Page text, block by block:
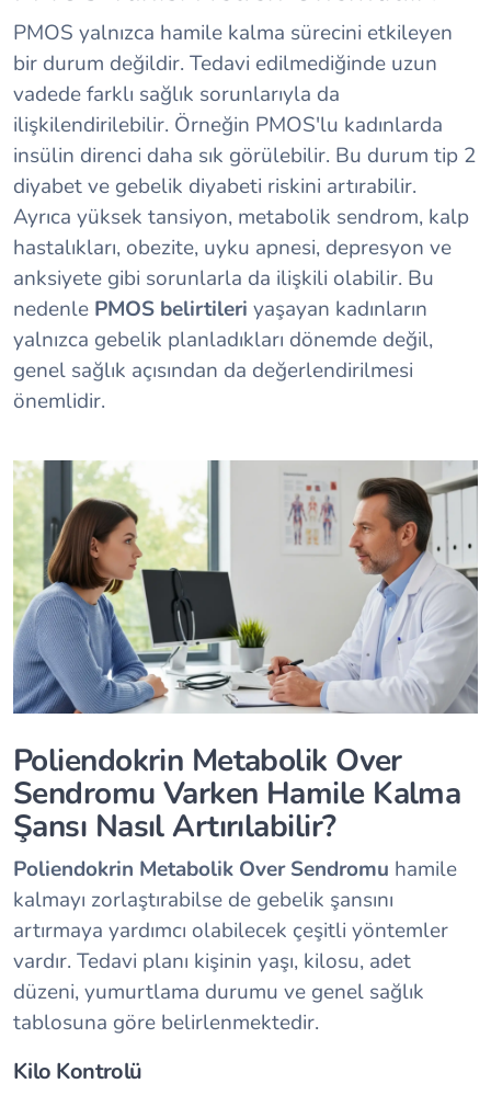
PMOS yalnızca hamile kalma sürecini etkileyen
bir durum değildir. Tedavi edilmediğinde uzun
vadede farklı sağlık sorunlarıyla da
ilişkilendirilebilir. Örneğin PMOS'lu kadınlarda
insülin direnci daha sık görülebilir. Bu durum tip 2
diyabet ve gebelik diyabeti riskini artırabilir.
Ayrıca yüksek tansiyon, metabolik sendrom, kalp
hastalıkları, obezite, uyku apnesi, depresyon ve
anksiyete gibi sorunlarla da ilişkili olabilir. Bu
nedenle PMOS belirtileri yaşayan kadınların
yalnızca gebelik planladıkları dönemde değil,
genel sağlık açısından da değerlendirilmesi
önemlidir.
Poliendokrin Metabolik Over
Sendromu Varken Hamile Kalma
Şansı Nasıl Artırılabilir?
Poliendokrin Metabolik Over Sendromu hamile
kalmayı zorlaştırabilse de gebelik şansını
artırmaya yardımcı olabilecek çeşitli yöntemler
vardır. Tedavi planı kişinin yaşı, kilosu, adet
düzeni, yumurtlama durumu ve genel sağlık
tablosuna göre belirlenmektedir.
Kilo Kontrolü